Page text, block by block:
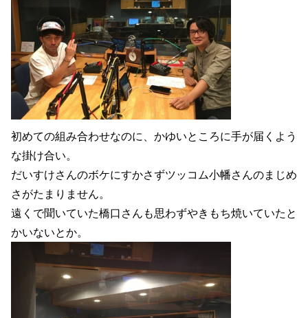
初めての組み合わせなのに、かゆいところに手が届くよう
な掛け合い。
だいすけさんのボケにすかさずツッコム小幡さんのまじめ
さがたまりません。
遠くで聞いていた橋口さんも思わずやきもち焼いていたと
かいないとか。